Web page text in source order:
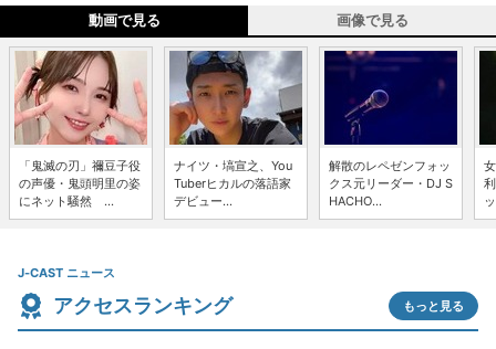
動画で見る 画像で見る
「鬼滅の刃」禰豆子役
の声優・鬼頭明里の姿
にネット騒然 ...
ナイツ・塙宣之、You
Tuberヒカルの落語家
デビュー...
解散のレペゼンフォッ
クス元リーダー・DJ S
HACHO...
J-CAST ニュース
アクセスランキング もっと見る